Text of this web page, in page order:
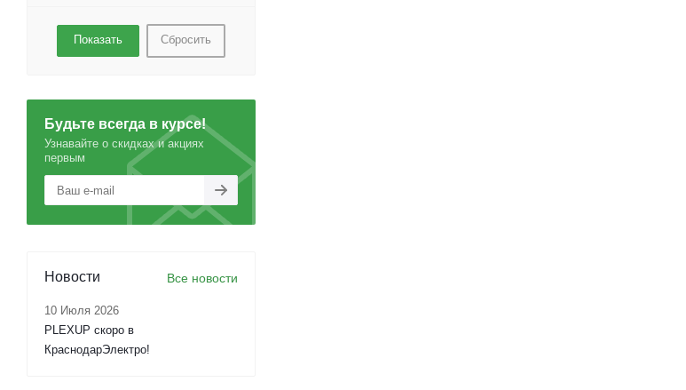
Сбросить
Будьте всегда в курсе!
Узнавайте о скидках и акциях
первым
Новости Все новости
10 Июля 2026
PLEXUP скоро в
КраснодарЭлектро!